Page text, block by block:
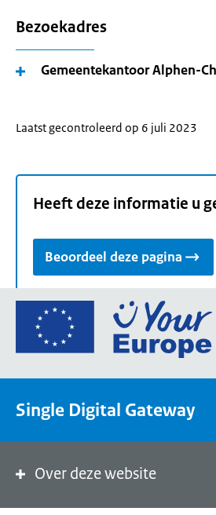
Bezoekadres
Gemeentekantoor Alphen-
Laatst gecontroleerd op 6 juli 2023
Heeft deze informatie u
Beoordeel deze pagina
Single Digital Gateway
Over deze website